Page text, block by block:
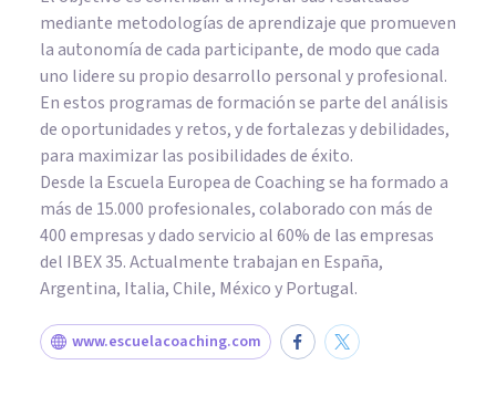
mediante metodologías de aprendizaje que promueven
la autonomía de cada participante, de modo que cada
uno lidere su propio desarrollo personal y profesional.
En estos programas de formación se parte del análisis
de oportunidades y retos, y de fortalezas y debilidades,
para maximizar las posibilidades de éxito.
Desde la Escuela Europea de Coaching se ha formado a
más de 15.000 profesionales, colaborado con más de
400 empresas y dado servicio al 60% de las empresas
del IBEX 35. Actualmente trabajan en España,
Argentina, Italia, Chile, México y Portugal.
www.escuelacoaching.com